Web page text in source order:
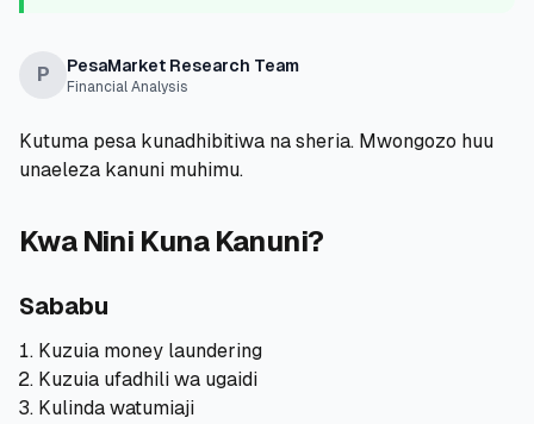
🏦Akaunti za Akiba
🔐Hazina ya Mikopo
🌍Tuma Pesa
🏦 Benki
P PesaMarket Research Team
Financial Analysis
Kutuma pesa kunadhibitiwa na sheria. Mwongozo huu
unaeleza kanuni muhimu.
Kwa Nini Kuna Kanuni?
Sababu
Kuzuia money laundering
Kuzuia ufadhili wa ugaidi
Kulinda watumiaji